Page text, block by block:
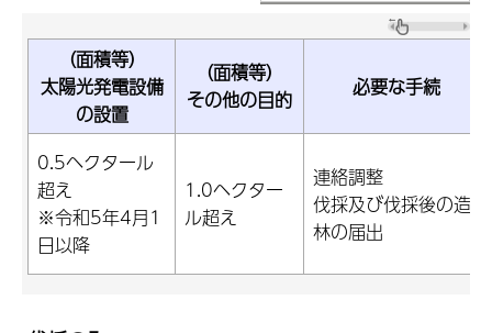
（面積等）
太陽光発電設備
の設置
（面積等）
その他の目的
必要な手続
0.5ヘクタール
超え
※令和5年4月1
日以降
1.0ヘクター
ル超え
連絡調整
伐採及び伐採後の造
林の届出